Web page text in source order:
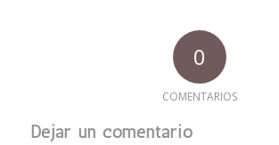
0
COMENTARIOS
Dejar un comentario